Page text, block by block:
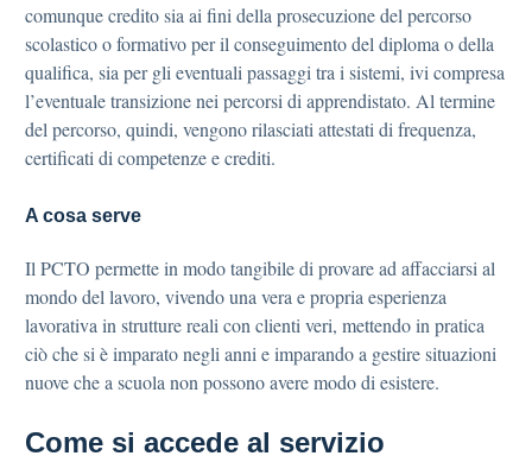
comunque credito sia ai fini della prosecuzione del percorso
scolastico o formativo per il conseguimento del diploma o della
qualifica, sia per gli eventuali passaggi tra i sistemi, ivi compresa
l’eventuale transizione nei percorsi di apprendistato. Al termine
del percorso, quindi, vengono rilasciati attestati di frequenza,
certificati di competenze e crediti.
A cosa serve
Il PCTO permette in modo tangibile di provare ad affacciarsi al
mondo del lavoro, vivendo una vera e propria esperienza
lavorativa in strutture reali con clienti veri, mettendo in pratica
ciò che si è imparato negli anni e imparando a gestire situazioni
nuove che a scuola non possono avere modo di esistere.
Come si accede al servizio